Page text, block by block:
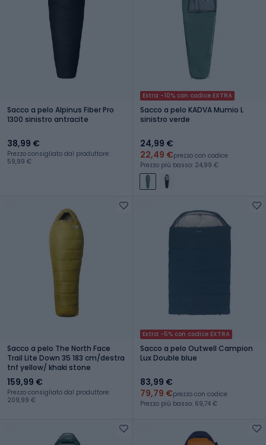
Sacco a pelo Alpinus Fiber Pro
1300 sinistro antracite
38,99 €
Prezzo consigliato dal produttore:
59,99 €
Extra -10% con codice EXTRA
Sacco a pelo KADVA Mumio L
sinistro verde
24,99 €
22,49 €prezzo con codice
Prezzo più basso: 24,99 €
Sacco a pelo The North Face
Trail Lite Down 35 183 cm/destra
tnf yellow/ khaki stone
159,99 €
Prezzo consigliato dal produttore:
209,99 €
Extra -5% con codice EXTRA
Sacco a pelo Outwell Campion
Lux Double blue
83,99 €
79,79 €prezzo con codice
Prezzo più basso: 69,74 €